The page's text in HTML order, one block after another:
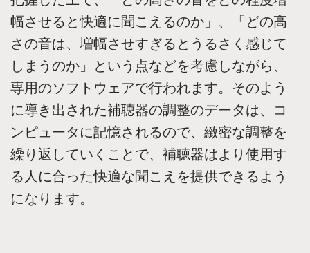
幅させると快適に聞こえるのか」、「どの高
さの音は、増幅させすぎるとうるさく感じて
しまうのか」という点などを考慮しながら、
専用のソフトウェアで行われます。そのよう
に導き出された補聴器の調整のデータは、コ
ンピュータに記憶されるので、緻密な調整を
繰り返していくことで、補聴器はより使用す
る人に合った快適な聞こえを提供できるよう
になります。